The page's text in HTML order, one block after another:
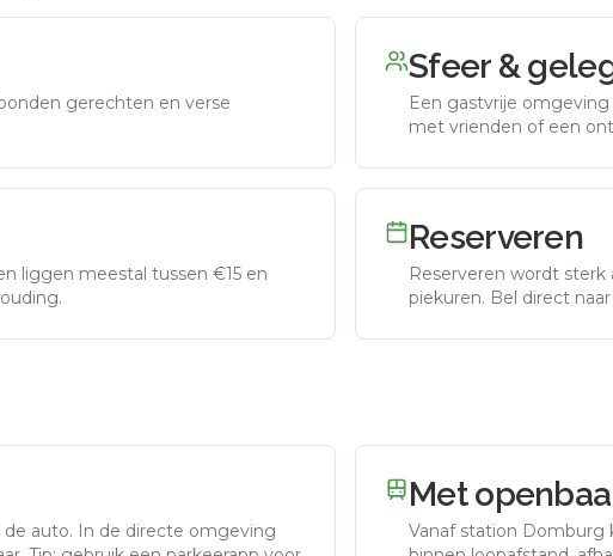
gerechten en verse
Sfeer &
Een gastvrije
met vrienden of een
liggen meestal tussen €15 en
Reserveren
Reserveren wordt
piekuren. Bel direct
auto. In de directe omgeving
Met
Vanaf station Domburg